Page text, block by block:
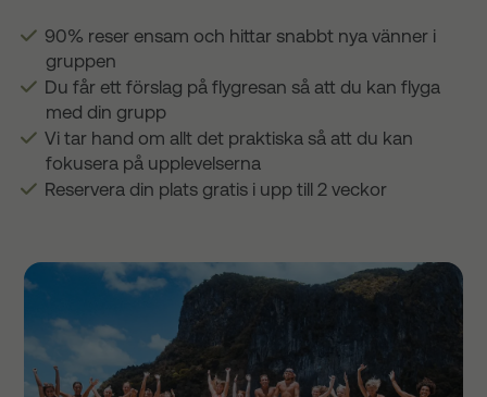
90% reser ensam och hittar snabbt nya vänner i
gruppen
Du får ett förslag på flygresan så att du kan flyga
med din grupp
Vi tar hand om allt det praktiska så att du kan
fokusera på upplevelserna
Reservera din plats gratis i upp till 2 veckor